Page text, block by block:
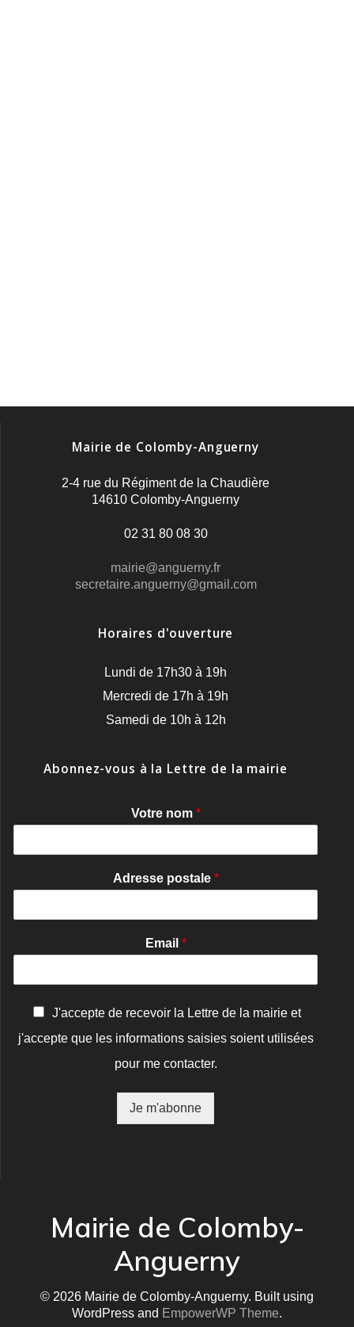
Mairie de Colomby-Anguerny
2-4 rue du Régiment de la Chaudière
14610 Colomby-Anguerny
02 31 80 08 30
mairie@anguerny.fr
secretaire.anguerny@gmail.com
Horaires d'ouverture
Lundi de 17h30 à 19h
Mercredi de 17h à 19h
Samedi de 10h à 12h
Abonnez-vous à la Lettre de la mairie
Votre nom *
Adresse postale *
Email *
n
J'accepte de recevoir la Lettre de la mairie et
j'accepte que les informations saisies soient utilisées
pour me contacter.
Je m'abonne
Mairie de Colomby-
Anguerny
© 2026 Mairie de Colomby-Anguerny. Built using
WordPress and EmpowerWP Theme.